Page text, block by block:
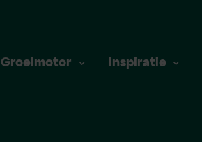
Groeimotor Inspiratie